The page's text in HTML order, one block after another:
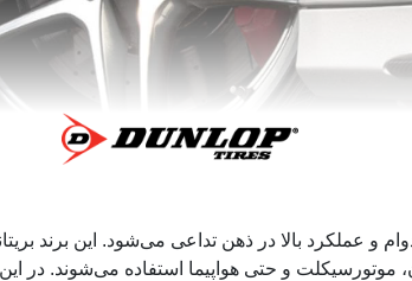
و عملکرد بالا در ذهن تداعی می‌شود. این برند
و حتی هواپیما استفاده می‌شوند. در این